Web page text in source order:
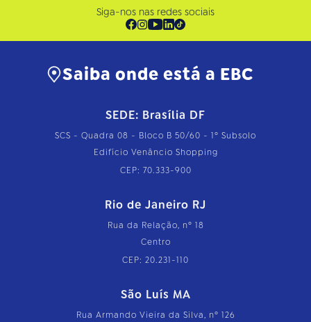
Siga-nos nas redes sociais
Saiba onde está a EBC
SEDE: Brasília DF
SCS - Quadra 08 - Bloco B 50/60 - 1º Subsolo
Edifício Venâncio Shopping
CEP: 70.333-900
Rio de Janeiro RJ
Rua da Relação, nº 18
Centro
CEP: 20.231-110
São Luís MA
Rua Armando Vieira da Silva, nº 126